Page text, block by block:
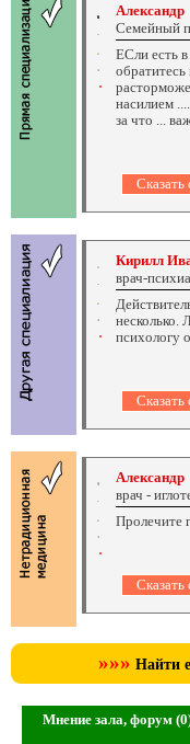
Александр
Семейный
ЕСли есть
обратитесь
насилием
за что ...
Кирилл
врач-
несколько.
психологу
Александр
врач -
Пролечите
»»» Найти
Мнение зала, форум